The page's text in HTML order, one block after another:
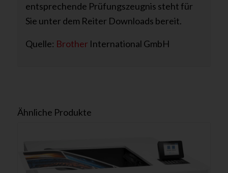
entsprechende Prüfungszeugnis steht für
Sie unter dem Reiter Downloads bereit.
Quelle: Brother International GmbH
Ähnliche Produkte